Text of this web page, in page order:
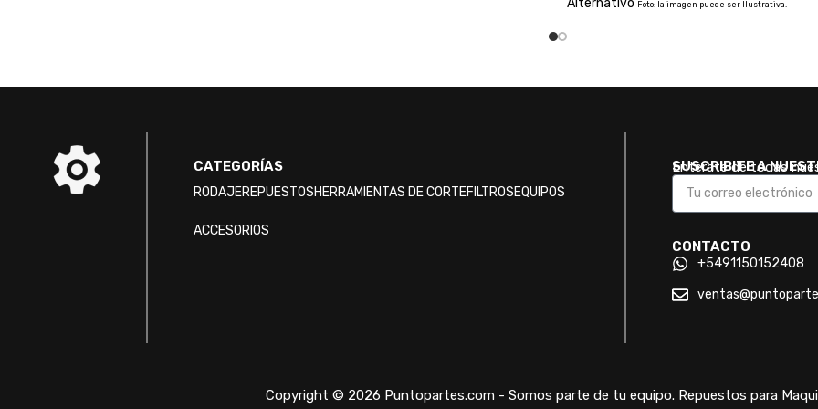
Foto: la imagen puede ser Ilustrativa.
CATEGORÍAS
RODAJEREPUESTOSHERRAMIENTAS DE CORTEFILTROSEQUIPOS
ACCESORIOS
SUSCRIBITE A
Enterate de todas
CONTACTO
+5491150152408
Copyright © 2026 Puntopartes.com - Somos parte de tu equipo. Repuestos para